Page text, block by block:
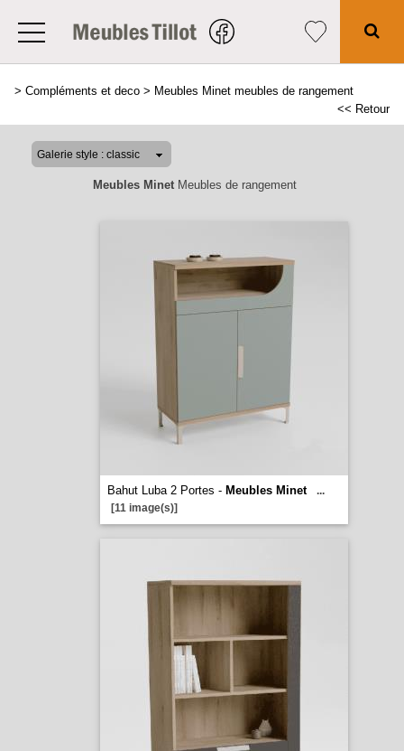
> Compléments et deco > Meubles Minet meubles de rangement
<< Retour
Meubles MinetMeubles de rangement
Bahut Luba 2 Portes - Meubles Minet
...
[11 image(s)]